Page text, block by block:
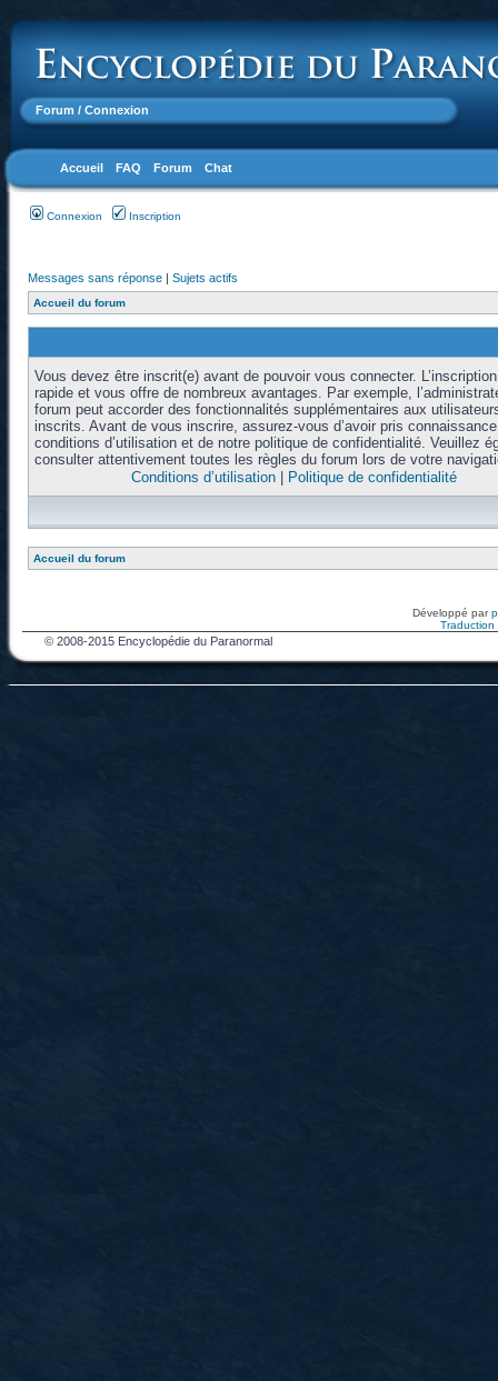
Forum / Connexion
Accueil FAQ Forum Chat
Connexion Inscription
Messages sans réponse | Sujets actifs
Accueil du forum
Vous devez être inscrit(e) avant de pouvoir vous connecter.
rapide et vous offre de nombreux avantages. Par exemple,
forum peut accorder des fonctionnalités supplémentaires aux
inscrits. Avant de vous inscrire, assurez-vous d’avoir pris
conditions d’utilisation et de notre politique de confidentialité. Veuillez
consulter attentivement toutes les règles du forum lors de votre
Conditions d’utilisation| Politique de confidentialité
Accueil du forum
Développé par
Traduction
© 2008-2015 Encyclopédie du Paranormal